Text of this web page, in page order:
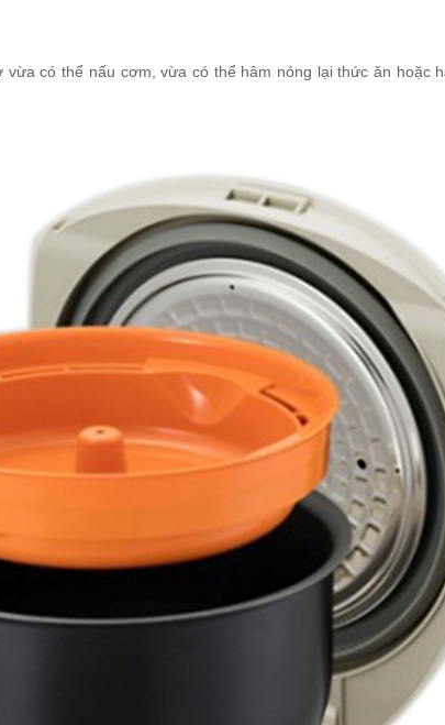
có thể nấu cơm, vừa có thể hâm nóng lại thức ăn hoặc